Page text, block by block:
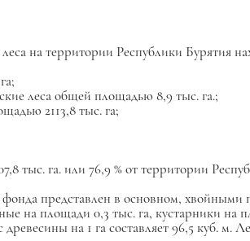
на территории Республики Бурятия
леса общей площадью 8,9 тыс. га.;
2113,8 тыс. га;
тыс. га. или 76,9 % от территории
представлен в основном, хвойными
на площади 0,3 тыс. га, кустарники на
на 1 га составляет 96,5 куб. м.